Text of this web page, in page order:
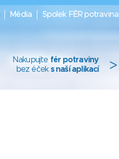
Média Spolek FÉR potravina
Nakupujte fér potraviny
bez éček s naší aplikací >